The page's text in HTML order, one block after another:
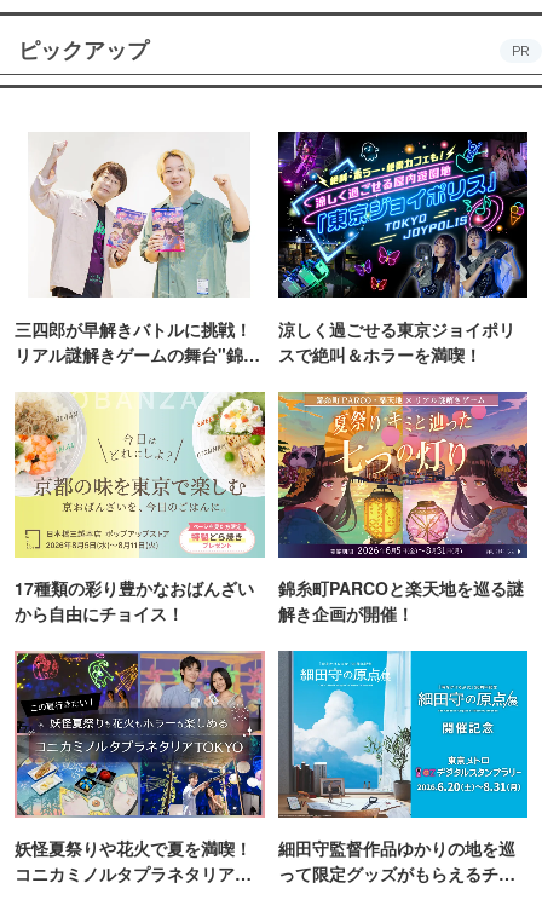
ピックアップ PR
三四郎が早解きバトルに挑戦！
リアル謎解きゲームの舞台"錦糸
涼しく過ごせる東京ジョイポリ
スで絶叫＆ホラーを満喫！
17種類の彩り豊かなおばんざい
から自由にチョイス！
錦糸町PARCOと楽天地を巡る謎
解き企画が開催！
妖怪夏祭りや花火で夏を満喫！
コニカミノルタプラネタリア
細田守監督作品ゆかりの地を巡
って限定グッズがもらえるチャ